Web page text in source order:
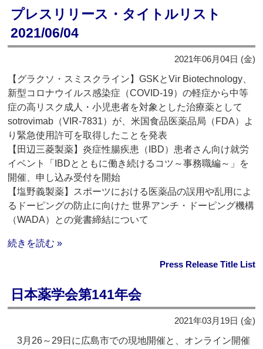
プレスリリース・タイトルリスト
2021/06/04
2021年06月04日 (金)
【グラクソ・スミスクライン】GSKとVir Biotechnology、
新型コロナウイルス感染症（COVID-19）の軽症から中等
症の高リスク成人・小児患者を対象とした治療薬として
sotrovimab（VIR-7831）が、米国食品医薬品局（FDA）よ
り緊急使用許可を取得したことを発表
【田辺三菱製薬】炎症性腸疾患（IBD）患者さん向け就労
イベント「IBDとともに働き続けるコツ～事務職編～」を
開催、申し込み受付を開始
【塩野義製薬】スポーツにおける医薬品の誤用や乱用によ
るドーピングの防止に向けた 世界アンチ・ドーピング機構
（WADA）との覚書締結について
続きを読む »
Press Release Title List
日本薬学会第141年会
2021年03月19日 (金)
3月26～29日に広島市での現地開催と、オンライン開催